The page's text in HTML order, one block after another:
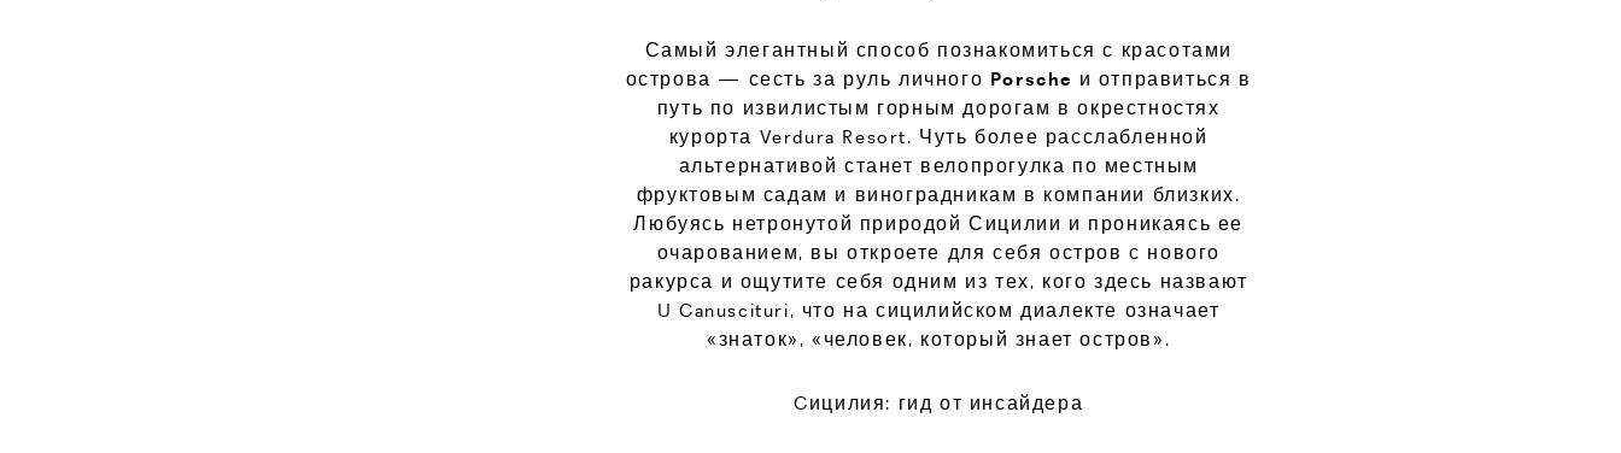
Самый элегантный способ познакомиться с красотами
острова — сесть за руль личного Porsche и отправиться в
путь по извилистым горным дорогам в окрестностях
курорта Verdura Resort. Чуть более расслабленной
альтернативой станет велопрогулка по местным
фруктовым садам и виноградникам в компании близких.
Любуясь нетронутой природой Сицилии и проникаясь ее
очарованием, вы откроете для себя остров с нового
ракурса и ощутите себя одним из тех, кого здесь назвают
U Canuscituri, что на сицилийском диалекте означает
«знаток», «человек, который знает остров».
Cицилия: гид от инсайдера